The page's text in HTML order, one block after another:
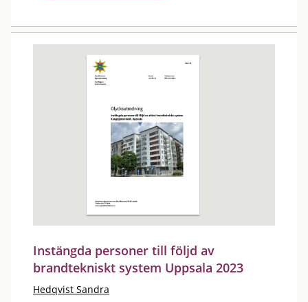
Instängda personer till följd av
brandtekniskt system Uppsala 2023
Hedqvist Sandra